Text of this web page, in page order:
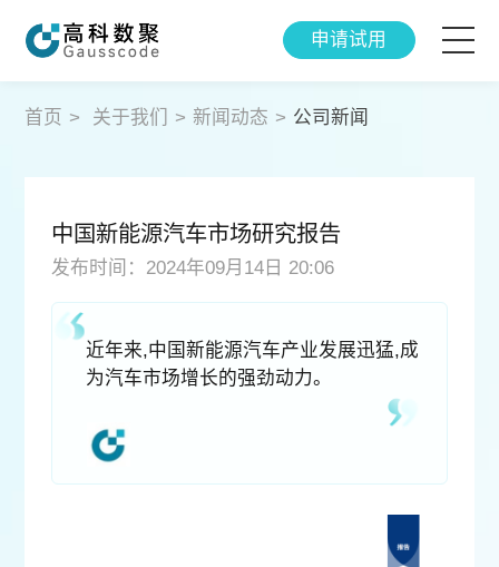
智能产品
成功案例
智研院
关于我们
申请试用
首页 > 关于我们 > 新闻动态 > 公司新闻
中国新能源汽车市场研究报告
发布时间：2024年09月14日 20:06
近年来,中国新能源汽车产业发展迅猛,成
为汽车市场增长的强劲动力。